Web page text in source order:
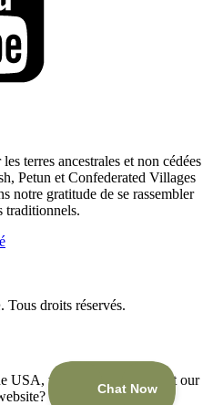
terres ancestrales et non cédées
Petun et Confederated Villages
notre gratitude de se rassembler
traditionnels.
. Tous droits réservés.
USA, would you like to visit our